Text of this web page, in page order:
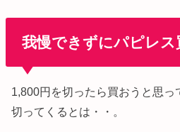
我慢できずにパピレス
1,800円を切ったら買おうと思っ
切ってくるとは・・。